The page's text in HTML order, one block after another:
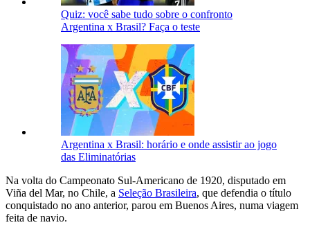
Quiz: você sabe tudo sobre o confronto
Argentina x Brasil? Faça o teste
Argentina x Brasil: horário e onde assistir ao jogo
das Eliminatórias
Na volta do Campeonato Sul-Americano de 1920, disputado em
Viña del Mar, no Chile, a Seleção Brasileira, que defendia o título
conquistado no ano anterior, parou em Buenos Aires, numa viagem
feita de navio.